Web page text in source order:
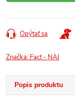
Opýtať sa
Značka: Fact - NAJ
Popis produktu